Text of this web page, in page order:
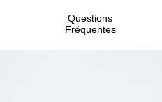
Questions
Fréquentes